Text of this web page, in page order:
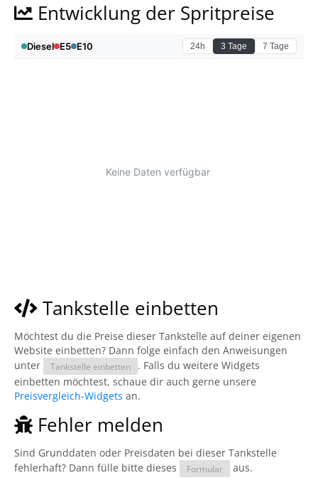
Entwicklung der Spritpreise
Tankstelle einbetten
Möchtest du die Preise dieser Tankstelle auf deiner eigenen
Website einbetten? Dann folge einfach den Anweisungen
unter
Tankstelle einbetten
. Falls du weitere Widgets
einbetten möchtest, schaue dir auch gerne unsere
Preisvergleich-Widgets an.
Fehler melden
Sind Grunddaten oder Preisdaten bei dieser Tankstelle
fehlerhaft? Dann fülle bitte dieses
Formular aus.